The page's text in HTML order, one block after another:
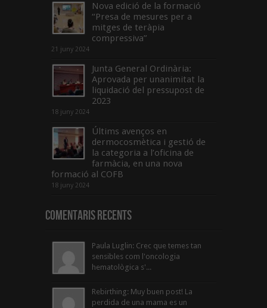
Nova edició de la formació
“Presa de mesures per a
mitges de teràpia
compressiva”
21 juny 2024
Junta General Ordinària:
Aprovada per unanimitat la
liquidació del pressupost de
2023
18 juny 2024
Últims avenços en
dermocosmètica i gestió de
la categoria a l’oficina de
farmàcia, en una nova
formació al COFB
18 juny 2024
Comentaris Recents
Paula Luglin: Crec que temes tan
sensibles com l'oncologia
hematològica s'...
Rebirthing: Muy buen post! La
perdida de una mama es un